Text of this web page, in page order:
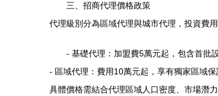
三、招商代理價格政策
代理級別分為區域代理與城市代理，投資費
- 基礎代理：加盟費5萬元起，包含首批
- 區域代理：費用10萬元起，享有獨家區域保
具體價格需結合代理區域人口密度、市場潛